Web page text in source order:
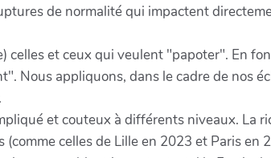
de normalité qui impactent
celles et ceux qui veulent "papoter". En
Nous appliquons, dans le cadre de nos
et couteux à différents niveaux. La
celles de Lille en 2023 et Paris en